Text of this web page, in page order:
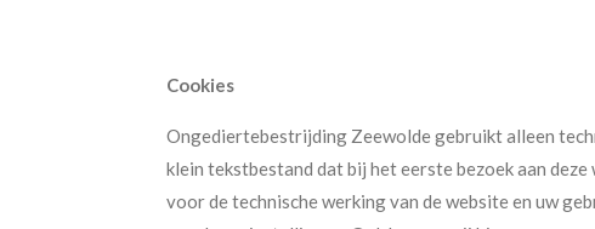
Cookies
Ongediertebestrijding Zeewolde gebruikt alleen
klein tekstbestand dat bij het eerste bezoek aan
voor de technische werking van de website en uw